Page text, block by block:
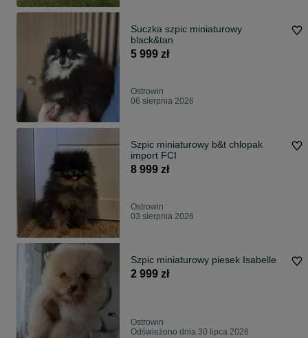
Suczka szpic miniaturowy
black&tan
5 999 zł
Ostrowin
06 sierpnia 2026
Szpic miniaturowy b&t chlopak
import FCI
8 999 zł
Ostrowin
03 sierpnia 2026
Szpic miniaturowy piesek Isabelle
2 999 zł
Ostrowin
Odświeżono dnia 30 lipca 2026